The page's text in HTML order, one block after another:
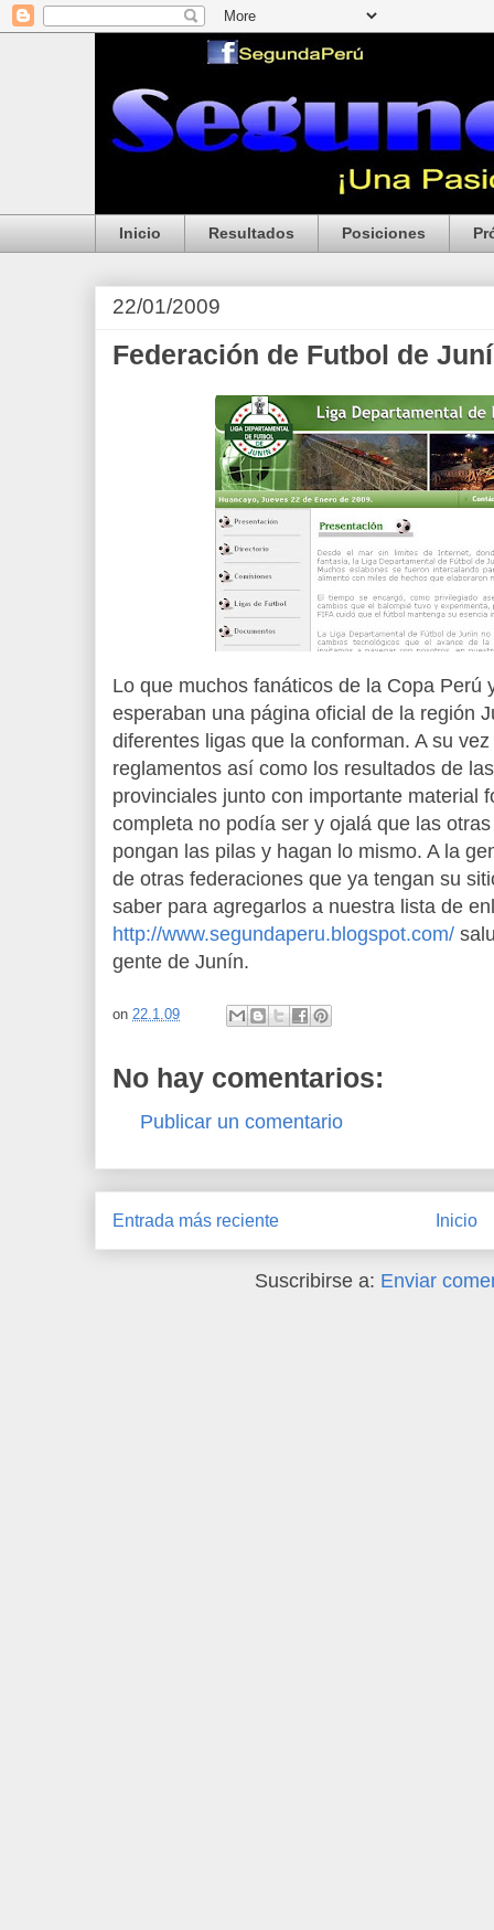
Inicio Resultados Posiciones
22/01/2009
Federación de Futbol de
Lo que muchos fanáticos de la Copa Perú
esperaban una página oficial de la región
diferentes ligas que la conforman. A su
reglamentos así como los resultados de
provinciales junto con importante material
completa no podía ser y ojalá que las
pongan las pilas y hagan lo mismo. A la
de otras federaciones que ya tengan su
saber para agregarlos a nuestra lista de
http://www.segundaperu.blogspot.com/
gente de Junín.
on 22.1.09
No hay comentarios:
Publicar un comentario
Entrada más reciente Inicio
Suscribirse a: Enviar